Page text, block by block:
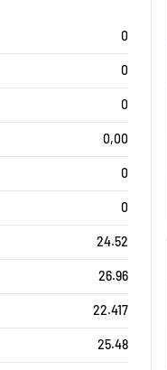
0
0
0
0,00
0
0
24.52
26.96
22.417
25.48